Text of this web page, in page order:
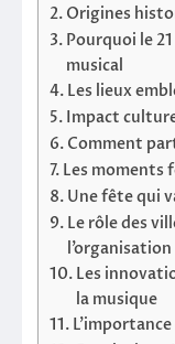
Origines
Pourquoi le
musical
Les lieux
Impact
Comment
Les moments
Une fête qui
Le rôle des
l’organisation
Les
la musique